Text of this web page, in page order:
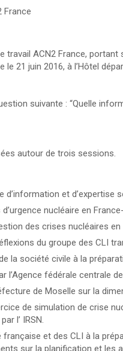
France
travail ACN2 France,
21 juin 2016, à l’Hôtel
suivante : “Quelle
autour de trois sessions.
et
nucléaire en
des crises nucléaires en
du groupe des CLI
la société civile à la
l’Agence fédérale centrale
de Moselle sur la
de simulation de crise
l’ IRSN.
et des CLI à la
sur la planification et